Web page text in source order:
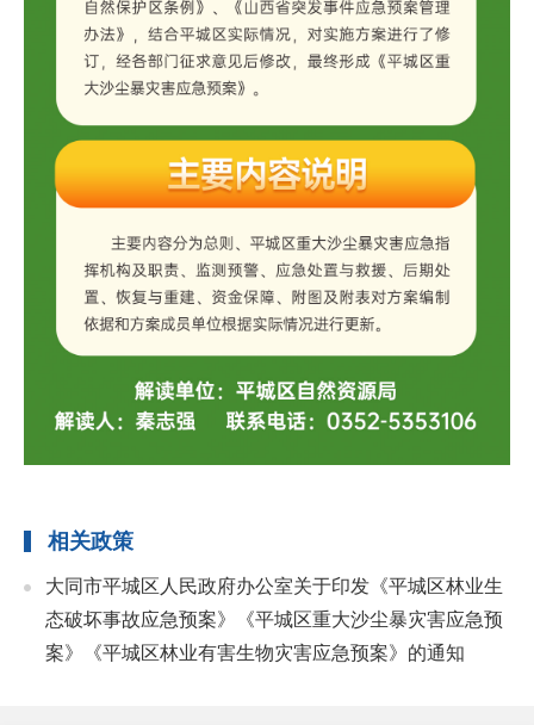
相关政策
大同市平城区人民政府办公室关于印发《平城区林业生
态破坏事故应急预案》《平城区重大沙尘暴灾害应急预
案》《平城区林业有害生物灾害应急预案》的通知